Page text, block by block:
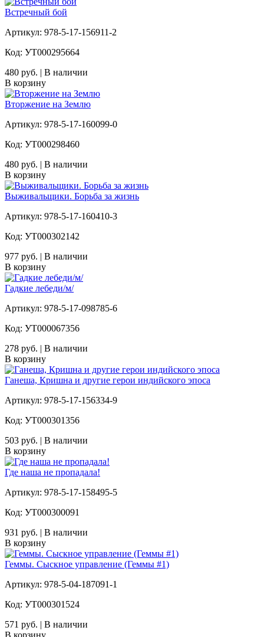
Встречный бой
Артикул: 978-5-17-156911-2
Код: УТ000295664
480 руб. | В наличии
В корзину
Вторжение на Землю
Артикул: 978-5-17-160099-0
Код: УТ000298460
480 руб. | В наличии
В корзину
Выживальщики. Борьба за жизнь
Артикул: 978-5-17-160410-3
Код: УТ000302142
977 руб. | В наличии
В корзину
Гадкие лебеди/м/
Артикул: 978-5-17-098785-6
Код: УТ000067356
278 руб. | В наличии
В корзину
Ганеша, Кришна и другие герои индийского эпоса
Артикул: 978-5-17-156334-9
Код: УТ000301356
503 руб. | В наличии
В корзину
Где наша не пропадала!
Артикул: 978-5-17-158495-5
Код: УТ000300091
931 руб. | В наличии
В корзину
Геммы. Сыскное управление (Геммы #1)
Артикул: 978-5-04-187091-1
Код: УТ000301524
571 руб. | В наличии
В корзину